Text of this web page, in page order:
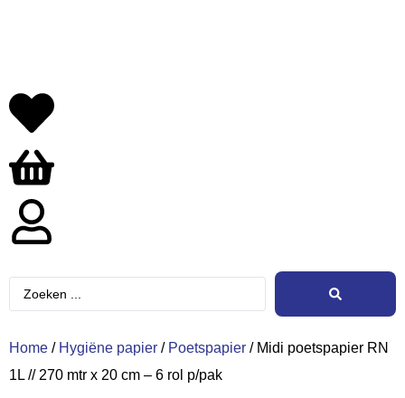
Home / Hygiëne papier / Poetspapier / Midi poetspapier RN
1L // 270 mtr x 20 cm – 6 rol p/pak